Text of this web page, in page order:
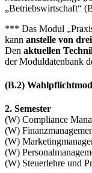
„Betriebswirtschaft“
*** Das Modul
kann anstelle von
Den aktuellen
der Moduldatenbank
(B.2)
2. Semester
(W) Compliance
(W)
(W)
(W)
(W) Steuerlehre und